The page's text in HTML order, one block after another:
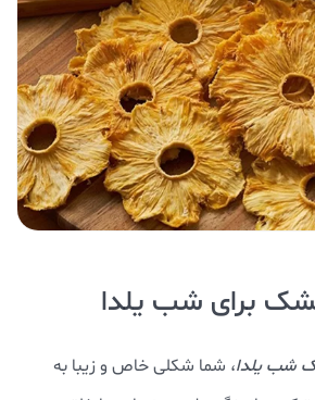
برای شب یلدا
شب یلدا، شما شکلی خاص و زیبا به